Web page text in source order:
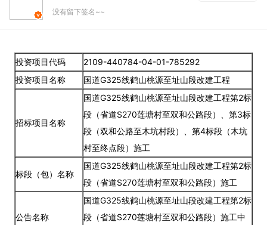
没有留下签名~~
投资项目代码
2109-440784-04-01-785292
投资项目名称
国道G325线鹤山桃源至址山段改建工程
招标项目名称
国道G325线鹤山桃源至址山段改建工程第2标
段（省道S270莲塘村至双和公路段）、第3标
段（双和公路至木坑村段）、第4标段（木坑
村至终点段）施工
标段（包）名称
国道G325线鹤山桃源至址山段改建工程第2标
段（省道S270莲塘村至双和公路段）施工
公告名称
国道G325线鹤山桃源至址山段改建工程第2标
段（省道S270莲塘村至双和公路段）施工中